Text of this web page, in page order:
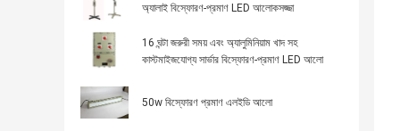
অ্যালাই বিস্ফোরণ-প্রমাণ LED আলোকসজ্জা
16 ঘন্টা জরুরী সময় এবং অ্যালুমিনিয়াম খাদ সহ
কাস্টমাইজযোগ্য সার্ভার বিস্ফোরণ-প্রমাণ LED আলো
50w বিস্ফোরণ প্রমাণ এলইডি আলো